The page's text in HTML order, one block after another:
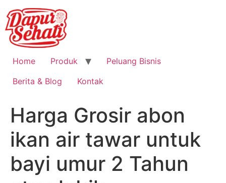
Home Produk
Peluang Bisnis
Berita & Blog
Kontak
Harga Grosir abon
ikan air tawar untuk
bayi umur 2 Tahun